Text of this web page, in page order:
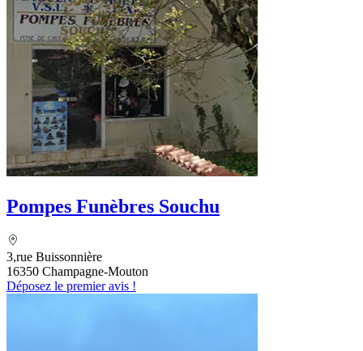
Pompes Funèbres Souchu
3,rue Buissonnière
16350 Champagne-Mouton
Déposez le premier avis !